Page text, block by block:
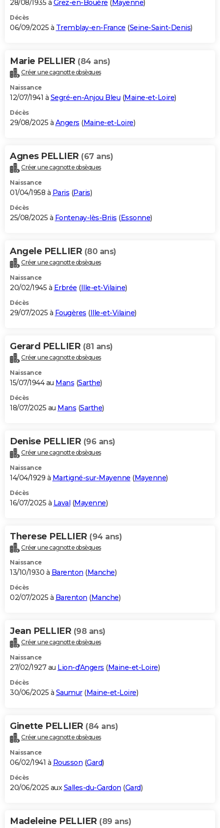
28/08/1935 à Grez-en-Bouère ( Mayenne)
Décès
06/09/2025 à Tremblay-en-France (Seine-Saint-Denis)
Marie PELLIER (84 ans)
Créer une cagnotte obsèques
Naissance
12/07/1941 à Segré-en-Anjou Bleu (Maine-et-Loire)
Décès
29/08/2025 à Angers (Maine-et-Loire)
Agnes PELLIER (67 ans)
Créer une cagnotte obsèques
Naissance
01/04/1958 à Paris (Paris)
Décès
25/08/2025 à Fontenay-lès-Briis (Essonne)
Angele PELLIER (80 ans)
Créer une cagnotte obsèques
Naissance
20/02/1945 à Erbrée (Ille-et-Vilaine)
Décès
29/07/2025 à Fougères (Ille-et-Vilaine)
Gerard PELLIER (81 ans)
Créer une cagnotte obsèques
Naissance
15/07/1944 au Mans (Sarthe)
Décès
18/07/2025 au Mans (Sarthe)
Denise PELLIER (96 ans)
Créer une cagnotte obsèques
Naissance
14/04/1929 à Martigné-sur-Mayenne (Mayenne)
Décès
16/07/2025 à Laval (Mayenne)
Therese PELLIER (94 ans)
Créer une cagnotte obsèques
Naissance
13/10/1930 à Barenton (Manche)
Décès
02/07/2025 à Barenton (Manche)
Jean PELLIER (98 ans)
Créer une cagnotte obsèques
Naissance
27/02/1927 au Lion-d'Angers (Maine-et-Loire)
Décès
30/06/2025 à Saumur(Maine-et-Loire)
Ginette PELLIER (84 ans)
Créer une cagnotte obsèques
Naissance
06/02/1941 à Rousson (Gard)
Décès
20/06/2025 auxSalles-du-Gardon (Gard)
Madeleine PELLIER (89 ans)